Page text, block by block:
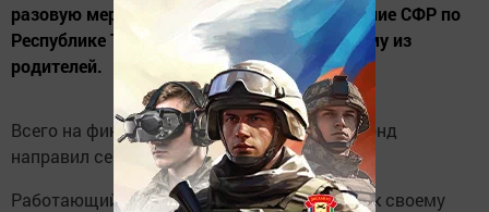
разовую меру поддержки, которую Отделение СФР по
Республике Татарстан предоставляет одному из
родителей.
Всего на финансирование этой выплаты фонд
направил семьям более 502 млн. рублей.
Работающий родитель должен обратиться к своему